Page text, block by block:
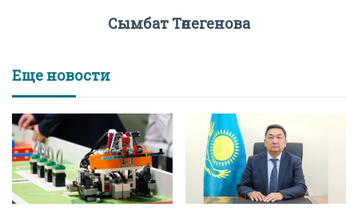
Сымбат Төлегенова
Еще новости